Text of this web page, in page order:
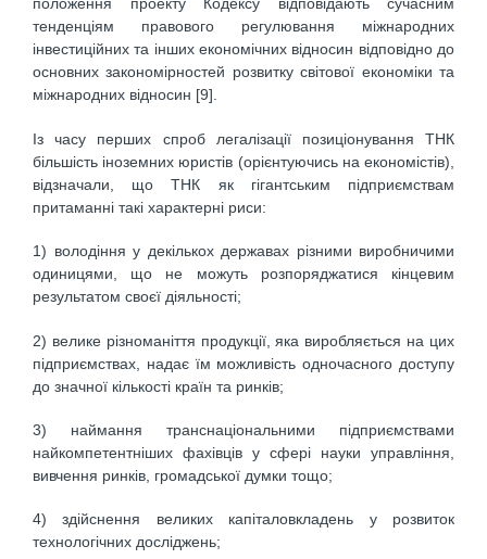
положення проекту Кодексу відповідають сучасним
тенденціям правового регулювання міжнародних
інвестиційних та інших економічних відносин відповідно до
основних закономірностей розвитку світової економіки та
міжнародних відносин [9].
Із часу перших спроб легалізації позиціонування ТНК
більшість іноземних юристів (орієнтуючись на економістів),
відзначали, що ТНК як гігантським підприємствам
притаманні такі характерні риси:
1) володіння у декількох державах різними виробничими
одиницями, що не можуть розпоряджатися кінцевим
результатом своєї діяльності;
2) велике різноманіття продукції, яка виробляється на цих
підприємствах, надає їм можливість одночасного доступу
до значної кількості країн та ринків;
3) наймання транснаціональними підприємствами
найкомпетентніших фахівців у сфері науки управління,
вивчення ринків, громадської думки тощо;
4) здійснення великих капіталовкладень у розвиток
технологічних досліджень;